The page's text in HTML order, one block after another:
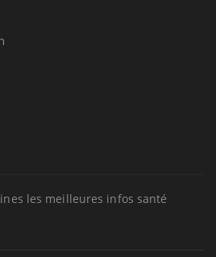
les meilleures infos santé